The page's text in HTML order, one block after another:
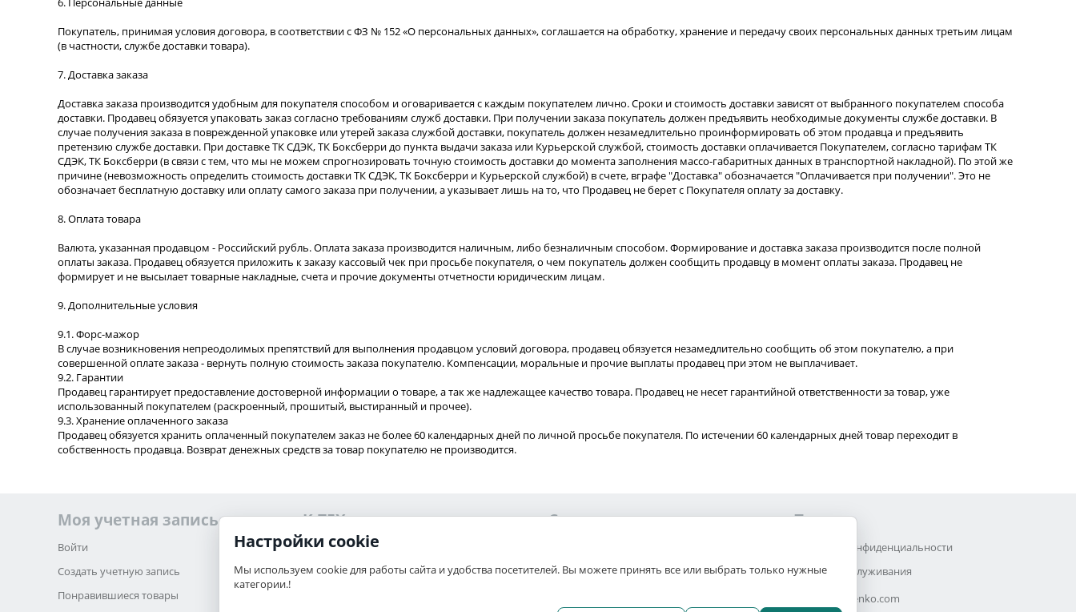
Покупатель, принимая условия договора, в соответствии с ФЗ № 152 «О персональных данных», соглашается на обработку, хранение и передачу своих персональных данных третьим лицам
(в частности, службе доставки товара).
7. Доставка заказа
Доставка заказа производится удобным для покупателя способом и оговаривается с каждым покупателем лично. Сроки и стоимость доставки зависят от выбранного покупателем способа
доставки. Продавец обязуется упаковать заказ согласно требованиям служб доставки. При получении заказа покупатель должен предъявить необходимые документы службе доставки. В
случае получения заказа в поврежденной упаковке или утерей заказа службой доставки, покупатель должен незамедлительно проинформировать об этом продавца и предъявить
претензию службе доставки. При доставке ТК СДЭК, ТК Боксберри до пункта выдачи заказа или Курьерской службой, стоимость доставки оплачивается Покупателем, согласно тарифам ТК
СДЭК, ТК Боксберри (в связи с тем, что мы не можем спрогнозировать точную стоимость доставки до момента заполнения массо-габаритных данных в транспортной накладной). По этой же
причине (невозможность определить стоимость доставки ТК СДЭК, ТК Боксберри и Курьерской службой) в счете, вграфе "Доставка" обозначается "Оплачивается при получении". Это не
обозначает бесплатную доставку или оплату самого заказа при получении, а указывает лишь на то, что Продавец не берет с Покупателя оплату за доставку.
8. Оплата товара
Валюта, указанная продавцом - Российский рубль. Оплата заказа производится наличным, либо безналичным способом. Формирование и доставка заказа производится после полной
оплаты заказа. Продавец обязуется приложить к заказу кассовый чек при просьбе покупателя, о чем покупатель должен сообщить продавцу в момент оплаты заказа. Продавец не
формирует и не высылает товарные накладные, счета и прочие документы отчетности юридическим лицам.
9. Дополнительные условия
9.1. Форс-мажор
В случае возникновения непреодолимых препятствий для выполнения продавцом условий договора, продавец обязуется незамедлительно сообщить об этом покупателю, а при
совершенной оплате заказа - вернуть полную стоимость заказа покупателю. Компенсации, моральные и прочие выплаты продавец при этом не выплачивает.
9.2. Гарантии
Продавец гарантирует предоставление достоверной информации о товаре, а так же надлежащее качество товара. Продавец не несет гарантийной ответственности за товар, уже
использованный покупателем (раскроенный, прошитый, выстиранный и прочее).
9.3. Хранение оплаченного заказа
Продавец обязуется хранить оплаченный покупателем заказ не более 60 календарных дней по личной просьбе покупателя. По истечении 60 календарных дней товар переходит в
собственность продавца. Возврат денежных средств за товар покупателю не производится.
Моя учетная запись
Войти
Создать учетную запись
Понравившиеся товары
K-TEX
О нас
Обратная связь
Сервис
Отложенные
Прочее
Политика конфиденциальности
Договор обслуживания
Efimchenko.com
Настройки cookie
Мы используем cookie для работы сайта и удобства посетителей. Вы можете принять все или выбрать только нужные
категории.!